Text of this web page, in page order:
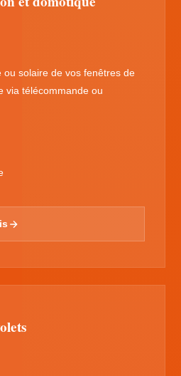
ou solaire de vos fenêtres de
via télécommande ou